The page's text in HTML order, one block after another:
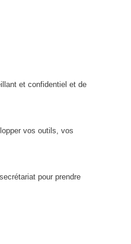
et confidentiel et de
vos outils, vos
pour prendre